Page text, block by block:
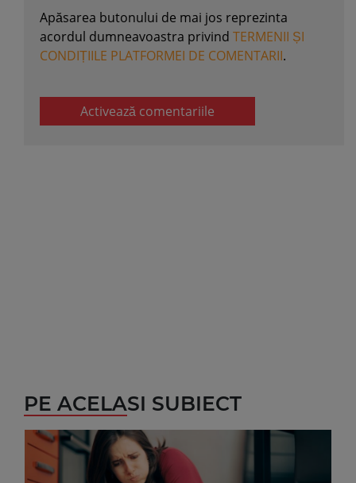
Apăsarea butonului de mai jos reprezinta
acordul dumneavoastra privind TERMENII ȘI
CONDIȚIILE PLATFORMEI DE COMENTARII.
Activează comentariile
PE ACELASI SUBIECT